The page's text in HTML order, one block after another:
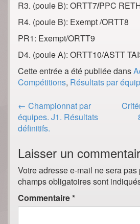
R3. (poule B): ORTT7/PPC
R4. (poule B): Exempt /ORTT8
PR1: Exempt/ORTT9
D4. (poule A): ORTT10/ASTT
Cette entrée a été publiée dans
Compétitions, Résultats par
Post
navigation
← Championnat par
équipes. J1. Résultats
définitifs.
Laisser un
Votre adresse e-mail ne sera pas
champs obligatoires sont
Commentaire*